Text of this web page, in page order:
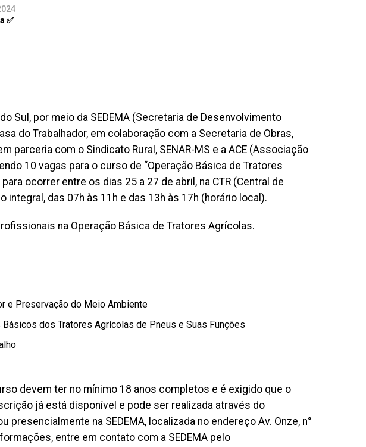
✅
Sul, por meio da SEDEMA (Secretaria de Desenvolvimento
do Trabalhador, em colaboração com a Secretaria de Obras,
parceria com o Sindicato Rural, SENAR-MS e a ACE (Associação
10 vagas para o curso de “Operação Básica de Tratores
ocorrer entre os dias 25 a 27 de abril, na CTR (Central de
integral, das 07h às 11h e das 13h às 17h (horário local).
na Operação Básica de Tratores Agrícolas.
e Preservação do Meio Ambiente
dos Tratores Agrícolas de Pneus e Suas Funções
devem ter no mínimo 18 anos completos e é exigido que o
já está disponível e pode ser realizada através do
presencialmente na SEDEMA, localizada no endereço Av. Onze, n°
entre em contato com a SEDEMA pelo